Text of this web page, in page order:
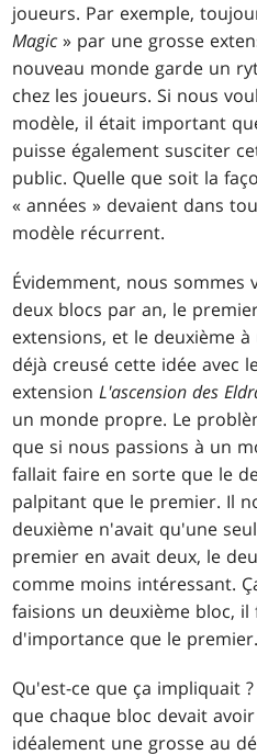
joueurs. Par exemple,
Magic » par une grosse
nouveau monde garde un
chez les joueurs. Si nous
modèle, il était important
puisse également susciter
public. Quelle que soit la
« années » devaient dans
modèle récurrent.
Évidemment, nous sommes
deux blocs par an, le
extensions, et le deuxième
déjà creusé cette idée avec
extensionL'ascension des
un monde propre. Le
que si nous passions à un
fallait faire en sorte que le
palpitant que le premier. Il
deuxième n'avait qu'une
premier en avait deux, le
comme moins intéressant.
faisions un deuxième bloc,
d'importance que le premier.
Qu'est-ce que ça impliquait
que chaque bloc devait
idéalement une grosse au